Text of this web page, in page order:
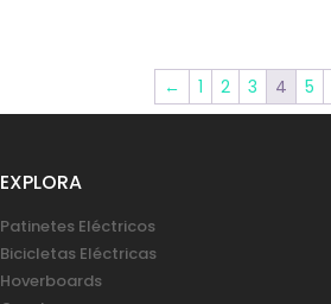
← 1 2 3 4 5
EXPLORA
Patinetes Eléctricos
Bicicletas Eléctricas
Hoverboards